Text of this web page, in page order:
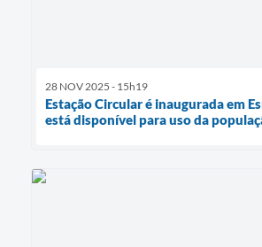
28 NOV 2025 - 15h19
Estação Circular é inaugurada em
está disponível para uso da